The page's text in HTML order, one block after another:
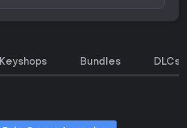
Keyshops Bundles DLCs